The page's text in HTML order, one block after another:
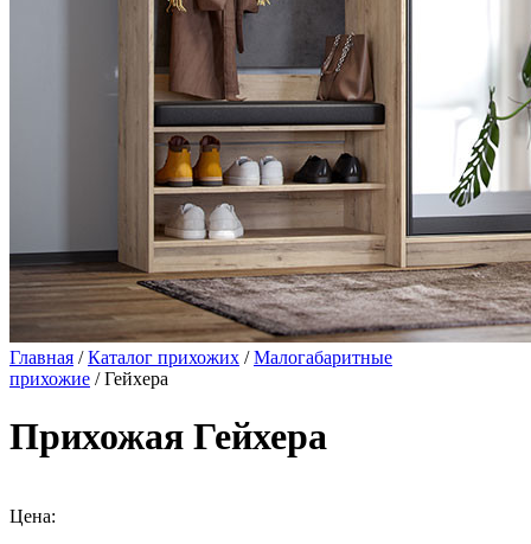
Главная /Каталог прихожих /Малогабаритные
прихожие / Гейхера
Прихожая Гейхера
Цена: